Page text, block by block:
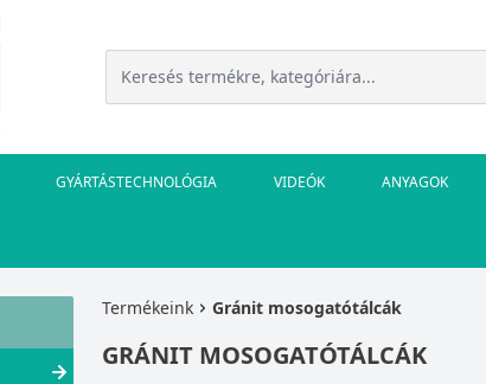
GYÁRTÁSTECHNOLÓGIA VIDEÓK ANYAGOK
Termékeink Gránit mosogatótálcák
GRÁNIT MOSOGATÓTÁLCÁK